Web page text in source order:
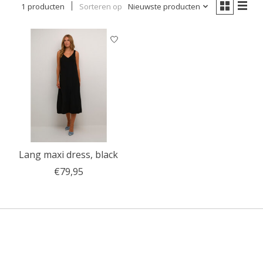
1 producten Sorteren op Nieuwste producten
Lang maxi dress, black
€79,95